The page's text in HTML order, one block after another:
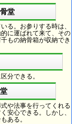
堂
る。お参りする時は、
に運ばれて来て、その
もの納骨箱が収納でき
分できる。
や法事を行ってくれる
安心できる。しかし、
ある。